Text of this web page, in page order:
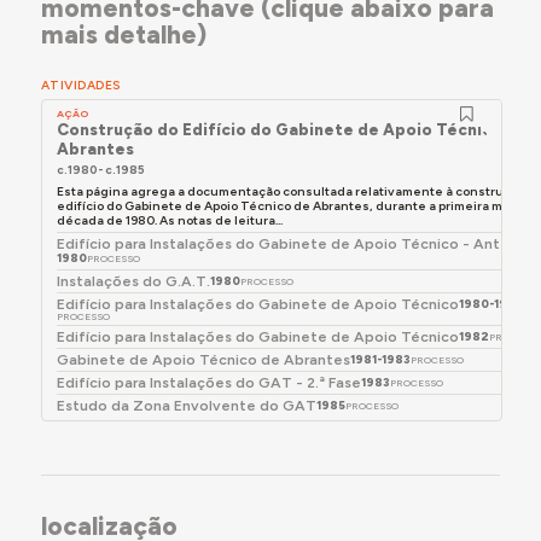
do Emprego e Formação Profissional (IEFP).
Toda esta área se desenvolve num declive mais ou
desnível do terreno através da de sucessivas
plataformas, desenhando-se nestas as diferentes
entradas para o edifício ou espaços ajardinados
que o enquadram e separam das ruas envolventes.
O volume do edifício assume um piso na sua face
sul e dois na sua face norte, sendo os seus
alçados marcados por amplos vãos de vidro
escurecido - contrastante com as paredes
brancas e com a cobertura, que, projetando-se
aproximadamente um metro em todo o seu
perímetro, aparenta elevar-se sobre o edifício pela
introdução de vãos contínuos entre esta e as
paredes.
introdução de meios pisos, ou planos
verticais faz a ligação entre o que era
momentos-chave (clique abaixo para
mais detalhe)
ATIVIDADES
AÇÃO
Construção do Edifício do Gabinete de Apoio Técnico de
Abrantes
c.1980- c.1985
Esta página agrega a documentação consultada relativamente à construção
edifício do Gabinete de Apoio Técnico de Abrantes, durante a primeira
década de 1980. As notas de leitura...
Edifício para Instalações do Gabinete de Apoio Técnico -
1980PROCESSO
Instalações do G.A.T.1980PROCESSO
Edifício para Instalações do Gabinete de Apoio Técnico1980-1981
PROCESSO
Edifício para Instalações do Gabinete de Apoio Técnico1982
Gabinete de Apoio Técnico de Abrantes1981-1983 PROCESSO
Edifício para Instalações do GAT - 2.ª Fase1983 PROCESSO
Estudo da Zona Envolvente do GAT1985PROCESSO
localização